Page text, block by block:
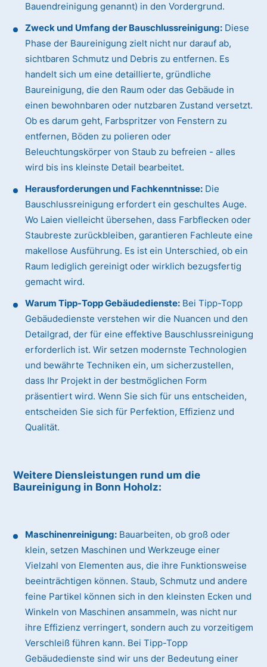
Bauendreinigung genannt) in den Vordergrund.
Zweck und Umfang der Bauschlussreinigung: Diese
Phase der Baureinigung zielt nicht nur darauf ab,
sichtbaren Schmutz und Debris zu entfernen. Es
handelt sich um eine detaillierte, gründliche
Baureinigung, die den Raum oder das Gebäude in
einen bewohnbaren oder nutzbaren Zustand versetzt.
Ob es darum geht, Farbspritzer von Fenstern zu
entfernen, Böden zu polieren oder
Beleuchtungskörper von Staub zu befreien - alles
wird bis ins kleinste Detail bearbeitet.
Herausforderungen und Fachkenntnisse: Die
Bauschlussreinigung erfordert ein geschultes Auge.
Wo Laien vielleicht übersehen, dass Farbflecken oder
Staubreste zurückbleiben, garantieren Fachleute eine
makellose Ausführung. Es ist ein Unterschied, ob ein
Raum lediglich gereinigt oder wirklich bezugsfertig
gemacht wird.
Warum Tipp-Topp Gebäudedienste: Bei Tipp-Topp
Gebäudedienste verstehen wir die Nuancen und den
Detailgrad, der für eine effektive Bauschlussreinigung
erforderlich ist. Wir setzen modernste Technologien
und bewährte Techniken ein, um sicherzustellen,
dass Ihr Projekt in der bestmöglichen Form
präsentiert wird. Wenn Sie sich für uns entscheiden,
entscheiden Sie sich für Perfektion, Effizienz und
Qualität.
Weitere Diensleistungen rund um die
Baureinigung in Bonn Hoholz:
Maschinenreinigung: Bauarbeiten, ob groß oder
klein, setzen Maschinen und Werkzeuge einer
Vielzahl von Elementen aus, die ihre Funktionsweise
beeinträchtigen können. Staub, Schmutz und andere
feine Partikel können sich in den kleinsten Ecken und
Winkeln von Maschinen ansammeln, was nicht nur
ihre Effizienz verringert, sondern auch zu vorzeitigem
Verschleiß führen kann. Bei Tipp-Topp
Gebäudedienste sind wir uns der Bedeutung einer